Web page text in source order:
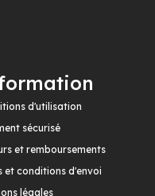
d'utilisation
sécurisé
et remboursements
et conditions d'envoi
légales